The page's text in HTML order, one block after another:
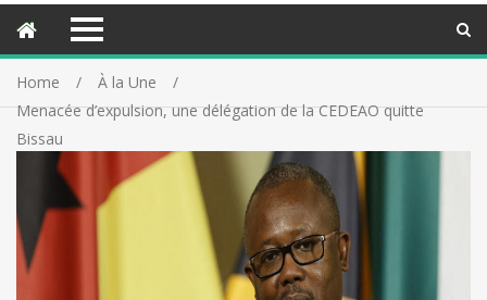
Home
À la Une
Menacée d’expulsion, une délégation de la CEDEAO quitte
Bissau